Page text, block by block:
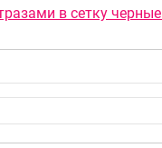
в сетку